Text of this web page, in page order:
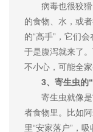
病毒也很狡
的食物、水，或
的“高手”，它们
于是腹泻就来了
不小心，可能全家
3、寄生虫的
寄生虫就像
者食物里。比如
里“安家落户”，